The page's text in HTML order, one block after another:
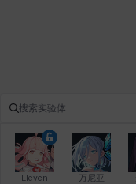
Eleven 万尼亚